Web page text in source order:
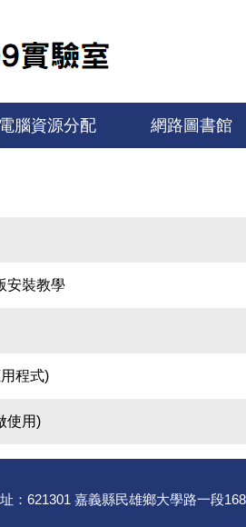
電腦資源分配 網路圖書館
安裝教學
程式)
使用)
：621301 嘉義縣民雄鄉大學路一段